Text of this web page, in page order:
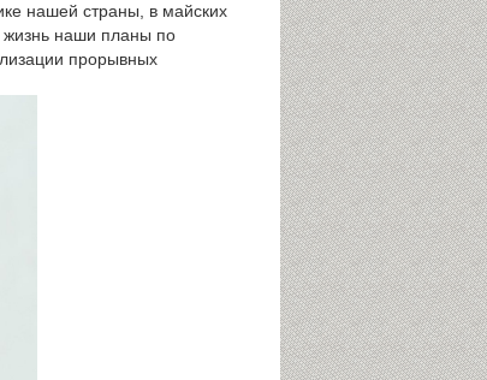
нашей страны, в майских
жизнь наши планы по
прорывных